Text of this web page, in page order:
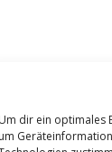
Um dir ein optimales
um